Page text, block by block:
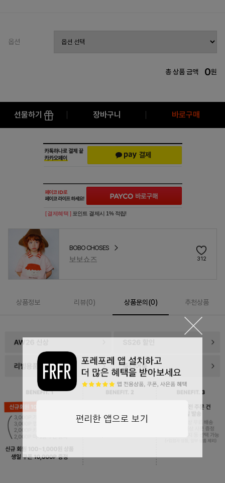
옵션
총 상품 금액 0원
선물하기 장바구니 바로구매
[ 결제혜택 ] 포인트 결제시 1% 적립!
BOBO CHOSES
보보쇼즈 312
상품정보 리뷰(0) 상품문의(0) 추천상품